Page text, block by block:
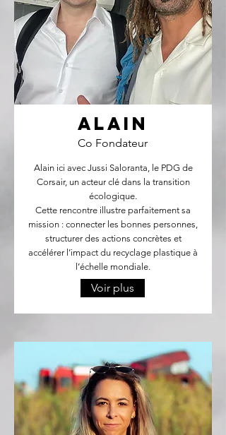
Alain
Co Fondateur
Alain ici avec Jussi Saloranta, le PDG de
Corsair, un acteur clé dans la transition
écologique.
Cette rencontre illustre parfaitement sa
mission : connecter les bonnes personnes,
structurer des actions concrètes et
accélérer l’impact du recyclage plastique à
l’échelle mondiale.
Voir plus